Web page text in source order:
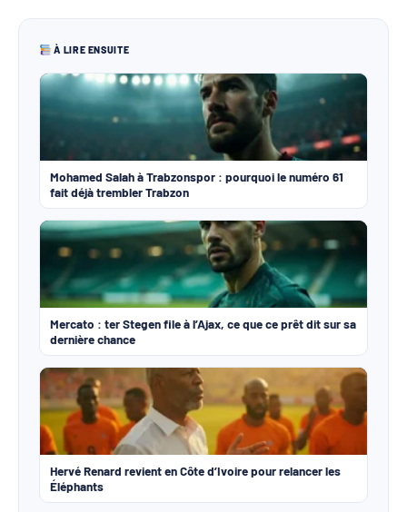
À LIRE ENSUITE
Mohamed Salah à Trabzonspor : pourquoi le numéro 61
fait déjà trembler Trabzon
Mercato : ter Stegen file à l’Ajax, ce que ce prêt dit sur sa
dernière chance
Hervé Renard revient en Côte d’Ivoire pour relancer les
Éléphants